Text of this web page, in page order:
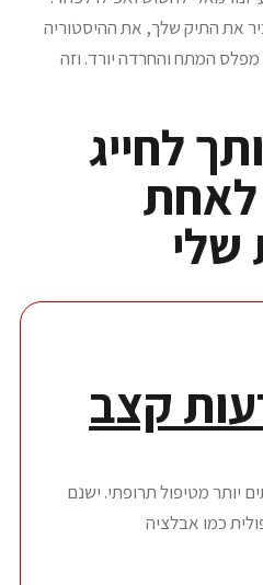
התיק שלך, את ההיסטוריה
המתח והחרדה יורד. וזה
לחייג
קצב
מטיפול תרופתי. ישנם
כמו אבלציה